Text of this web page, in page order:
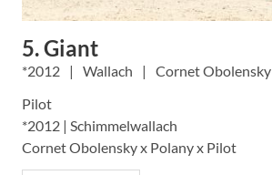
5. Giant
2012 Wallach Cornet Obolensky
Pilot
*2012 | Schimmelwallach
Cornet Obolensky x Polany x Pilot